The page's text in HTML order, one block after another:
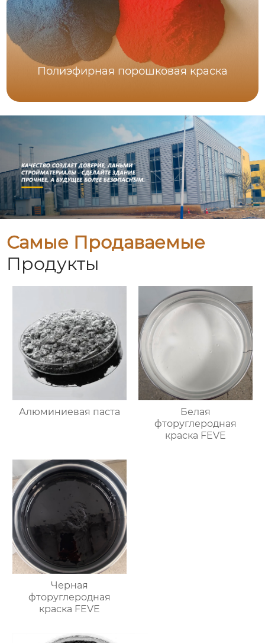
Полиэфирная порошковая краска
Самые Продаваемые
Продукты
Алюминиевая паста
Белая
фторуглеродная
краска FEVE
Черная
фторуглеродная
краска FEVE